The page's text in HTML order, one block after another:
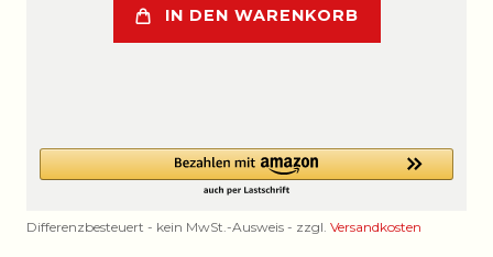
IN DEN WARENKORB
Differenzbesteuert - kein MwSt.-Ausweis - zzgl. Versandkosten